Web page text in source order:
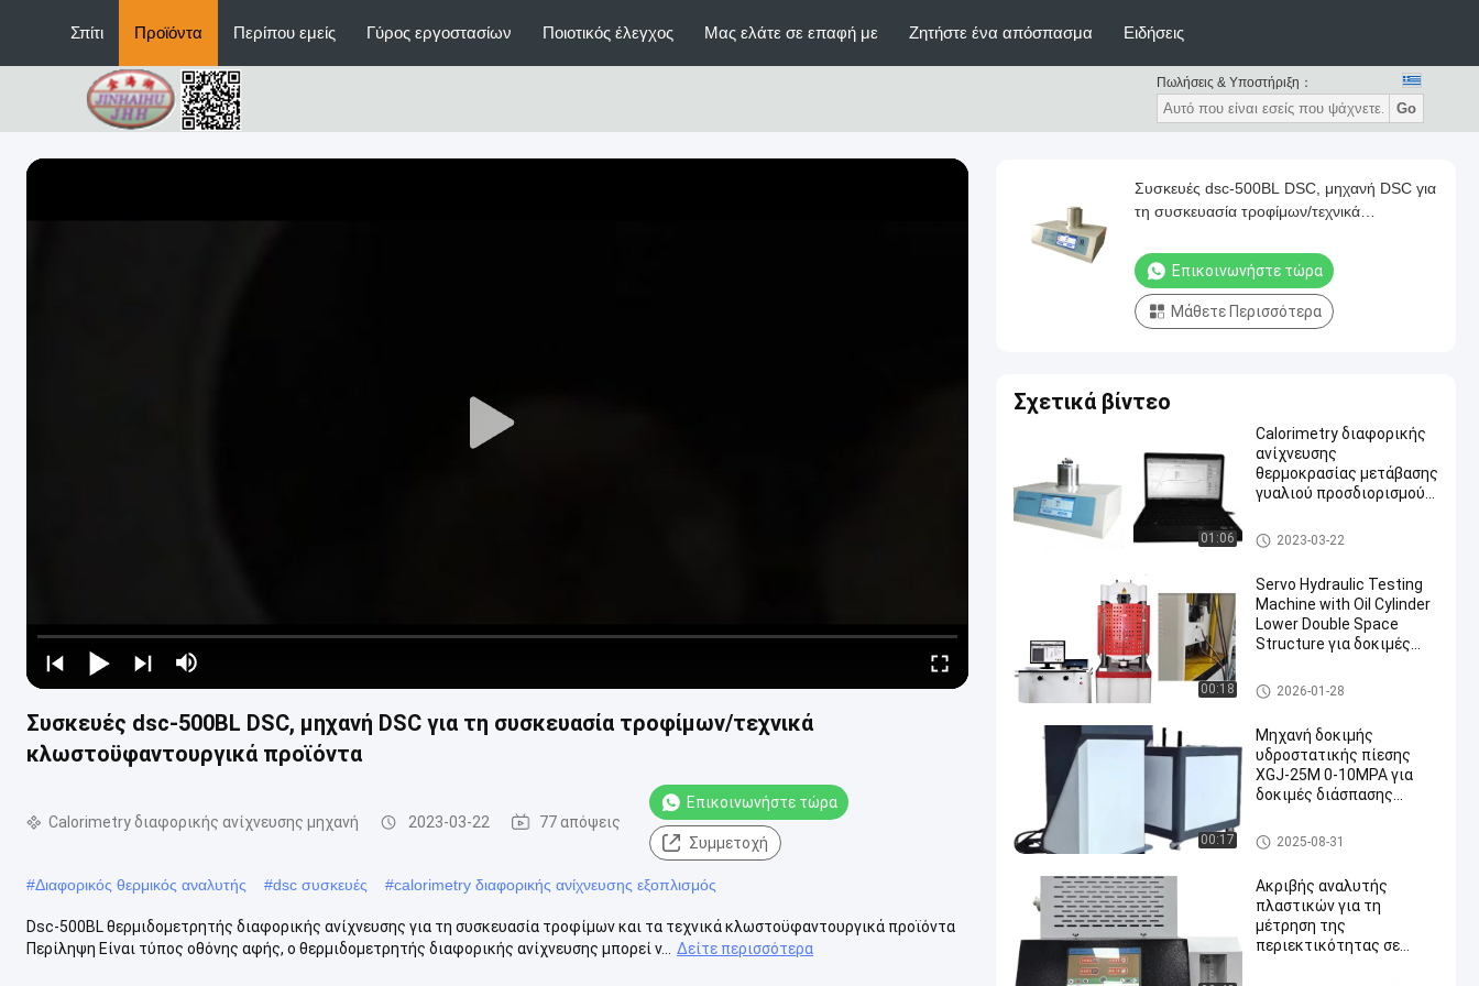
Σπίτι Προϊόντα Περίπου εμείς Γύρος εργοστασίων Ποιοτικός έλεγχος Μας ελάτε σε επαφή με Ζητήστε ένα απόσπασμα Ειδήσεις
Πωλήσεις & Υποστήριξη：
Go
Συσκευές dsc-500BL DSC, μηχανή DSC για τη συσκευασία τροφίμων/τεχνικά
κλωστοϋφαντουργικά προϊόντα
Calorimetry διαφορικής ανίχνευσης μηχανή 2023-03-22 77 απόψεις
Επικοινωνήστε τώρα
Συμμετοχή
#Διαφορικός θερμικός αναλυτής #dsc συσκευές #calorimetry διαφορικής ανίχνευσης εξοπλισμός
Dsc-500BL θερμιδομετρητής διαφορικής ανίχνευσης για τη συσκευασία τροφίμων και τα τεχνικά κλωστοϋφαντουργικά προϊόντα
Περίληψη Είναι τύπος οθόνης αφής, ο θερμιδομετρητής διαφορικής ανίχνευσης μπορεί ν...
Δείτε περισσότερα
Συσκευές dsc-500BL DSC, μηχανή DSC για
τη συσκευασία τροφίμων/τεχνικά
Επικοινωνήστε τώρα
Μάθετε Περισσότερα
Σχετικά βίντεο
01:06
Calorimetry διαφορικής
ανίχνευσης
θερμοκρασίας μετάβασης
γυαλιού προσδιορισμού
Calorimetry διαφορικής ανίχν
ευσης μηχανή
2023-03-22
00:18
Servo Hydraulic Testing
Machine with Oil Cylinder
Lower Double Space
Structure για δοκιμές
και κάμψης
σερβο υδραυλική μηχανή δο
κιμής
2026-01-28
00:17
Μηχανή δοκιμής
υδροστατικής πίεσης
XGJ-25M 0-10MPA για
δοκιμές διάσπασης
Υδροστατική μηχανή δοκιμή
ς πίεσης
2025-08-31
Ακριβής αναλυτής
πλαστικών για τη
μέτρηση της
περιεκτικότητας σε